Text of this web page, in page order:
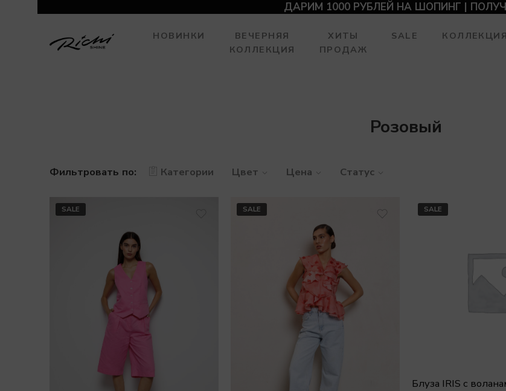
ДАРИМ 1000 РУБЛЕЙ НА ШОПИНГ |
НОВИНКИ
ВЕЧЕРНЯЯ
КОЛЛЕКЦИЯ
ХИТЫ
ПРОДАЖ
SALE КОЛЛЕКЦИЯ
Розовый
Фильтровать по: Категории Цвет Цена Статус
SALE SALE SALE